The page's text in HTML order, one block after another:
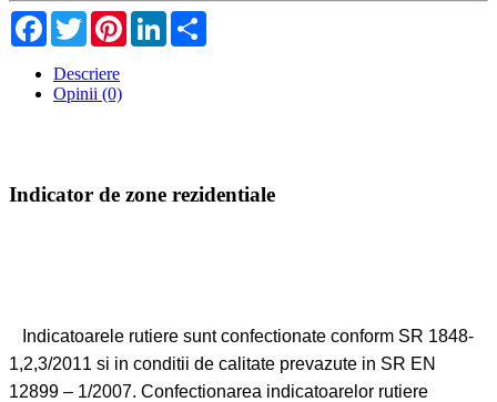
Facebook
TwitterPinterestLinkedIn
Descriere
Opinii (0)
Indicator de zone rezidentiale
Indicatoarele rutiere sunt confectionate conform SR 1848-
1,2,3/2011 si in conditii de calitate prevazute in SR EN
12899 – 1/2007. Confectionarea indicatoarelor rutiere